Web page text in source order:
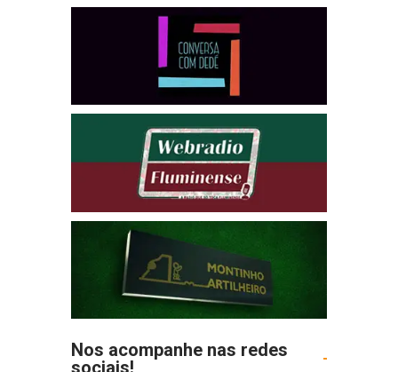
Nos acompanhe nas redes
sociais!